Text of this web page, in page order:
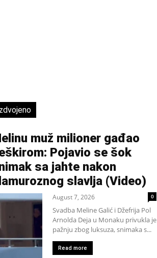
muž milioner gađao
Pojavio se šok
sa jahte nakon
slavlja (Video)
August 7, 2026 0
Svadba Meline Galić i Džefrija Pol
Arnolda Deja u Monaku privukla je
pažnju zbog luksuza, snimaka s...
Read more